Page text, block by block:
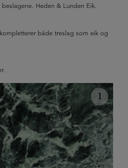
Heden & Lunden Eik.
både treslag som eik og
1